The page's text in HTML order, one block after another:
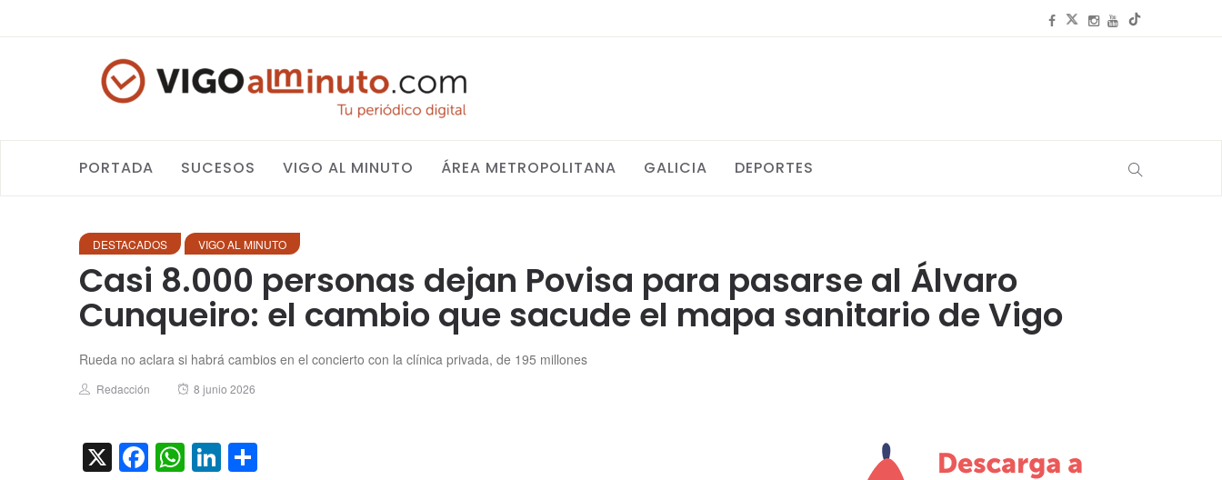
PORTADA SUCESOS VIGO AL MINUTO ÁREA METROPOLITANA GALICIA DEPORTES
DESTACADOS VIGO AL MINUTO
Casi 8.000 personas dejan Povisa para pasarse al Álvaro
Cunqueiro: el cambio que sacude el mapa sanitario de Vigo
Rueda no aclara si habrá cambios en el concierto con la clínica privada, de 195 millones
Author
Redacción
Posted
8 junio 2026
X Facebook
WhatsApp
LinkedIn